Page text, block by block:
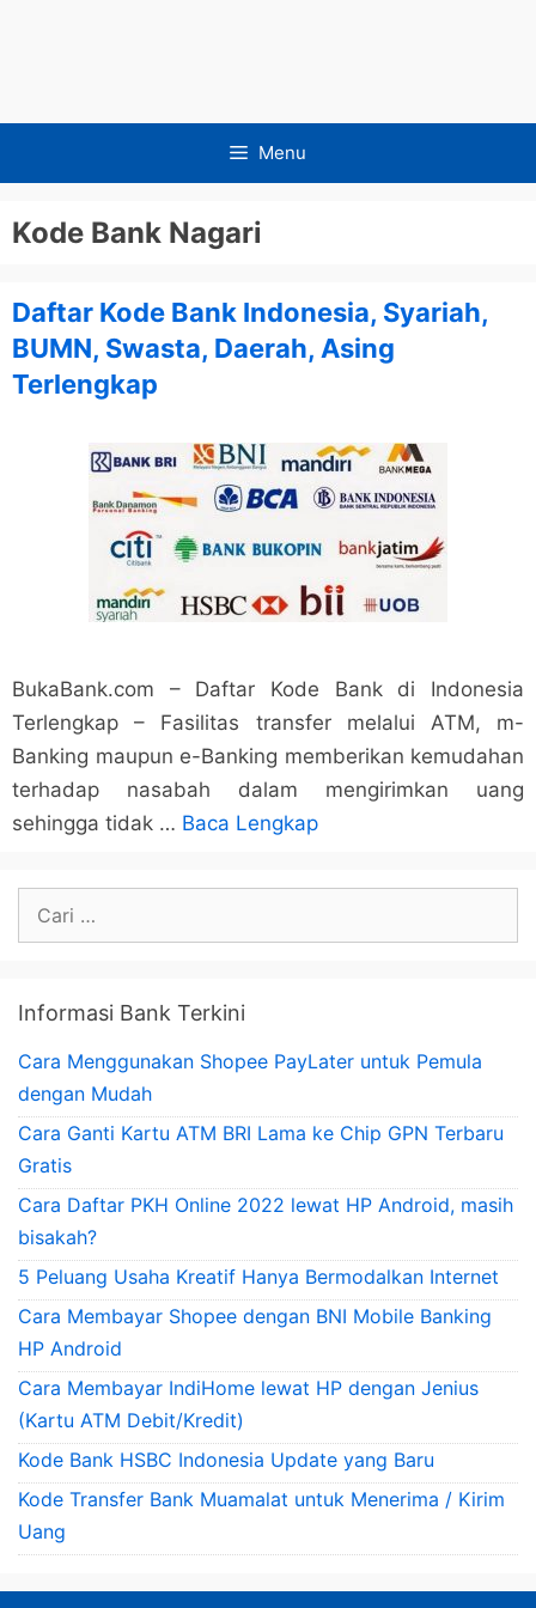
Menu
Kode Bank Nagari
Daftar Kode Bank Indonesia, Syariah,
BUMN, Swasta, Daerah, Asing
Terlengkap
BukaBank.com – Daftar Kode Bank di Indonesia
Terlengkap – Fasilitas transfer melalui ATM, m-
Banking maupun e-Banking memberikan kemudahan
terhadap nasabah dalam mengirimkan uang
sehingga tidak … Baca Lengkap
Cari
Informasi Bank Terkini
Cara Menggunakan Shopee PayLater untuk Pemula
dengan Mudah
Cara Ganti Kartu ATM BRI Lama ke Chip GPN Terbaru
Gratis
Cara Daftar PKH Online 2022 lewat HP Android, masih
bisakah?
5 Peluang Usaha Kreatif Hanya Bermodalkan Internet
Cara Membayar Shopee dengan BNI Mobile Banking
HP Android
Cara Membayar IndiHome lewat HP dengan Jenius
(Kartu ATM Debit/Kredit)
Kode Bank HSBC Indonesia Update yang Baru
Kode Transfer Bank Muamalat untuk Menerima / Kirim
Uang